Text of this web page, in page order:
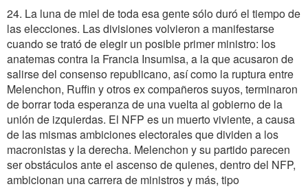
24. La luna de miel de toda esa gente sólo duró el tiempo de
las elecciones. Las divisiones volvieron a manifestarse
cuando se trató de elegir un posible primer ministro: los
anatemas contra la Francia Insumisa, a la que acusaron de
salirse del consenso republicano, así como la ruptura entre
Melenchon, Ruffin y otros ex compañeros suyos, terminaron
de borrar toda esperanza de una vuelta al gobierno de la
unión de izquierdas. El NFP es un muerto viviente, a causa
de las mismas ambiciones electorales que dividen a los
macronistas y la derecha. Melenchon y su partido parecen
ser obstáculos ante el ascenso de quienes, dentro del NFP,
ambicionan una carrera de ministros y más, tipo